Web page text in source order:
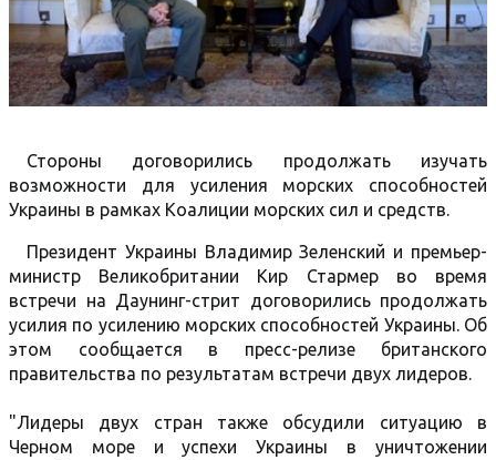
Стороны договорились продолжать изучать
возможности для усиления морских способностей
Украины в рамках Коалиции морских сил и средств.
Президент Украины Владимир Зеленский и премьер-
министр Великобритании Кир Стармер во время
встречи на Даунинг-стрит договорились продолжать
усилия по усилению морских способностей Украины. Об
этом сообщается в пресс-релизе британского
правительства по результатам встречи двух лидеров.
"Лидеры двух стран также обсудили ситуацию в
Черном море и успехи Украины в уничтожении